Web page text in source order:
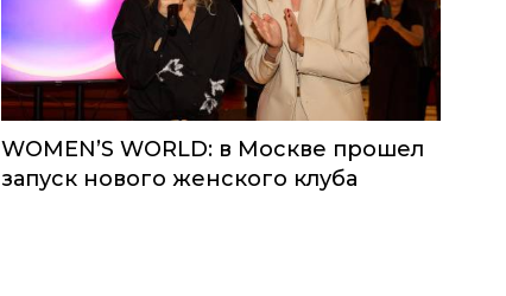
WOMEN’S WORLD: в Москве прошел
запуск нового женского клуба